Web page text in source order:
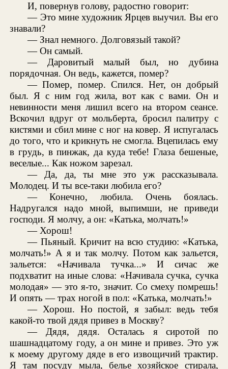
И, повернув голову, радостно говорит:
— Это мине художник Ярцев выучил. Вы его
знавали?
— Знал немного. Долговязый такой?
— Он самый.
— Даровитый малый был, но дубина
порядочная. Он ведь, кажется, помер?
— Помер, помер. Спился. Нет, он добрый
был. Я с ним год жила, вот как с вами. Он и
невинности меня лишил всего на втором сеансе.
Вскочил вдруг от мольберта, бросил палитру с
кистями и сбил мине с ног на ковер. Я испугалась
до того, что и крикнуть не смогла. Вцепилась ему
в грудь, в пинжак, да куда тебе! Глаза бешеные,
веселые... Как ножом зарезал.
— Да, да, ты мне это уж рассказывала.
Молодец. И ты все-таки любила его?
— Конечно, любила. Очень боялась.
Надругался надо мной, выпимши, не приведи
господи. Я молчу, а он: «Катька, молчать!»
— Хорош!
— Пьяный. Кричит на всю студию: «Катька,
молчать!» А я и так молчу. Потом как зальется,
зальется: «Начивала тучка...» И сичас же
подхватит на иные слова: «Начивала сучка, сучка
молодая» — это я-то, значит. Со смеху помрешь!
И опять — трах ногой в пол: «Катька, молчать!»
— Хорош. Но постой, я забыл: ведь тебя
какой-то твой дядя привез в Москву?
— Дядя, дядя. Осталась я сиротой по
шашнадцатому году, а он мине и привез. Это уж
к моему другому дяде в его извощичий трактир.
Я там посуду мыла, белье хозяйское стирала,